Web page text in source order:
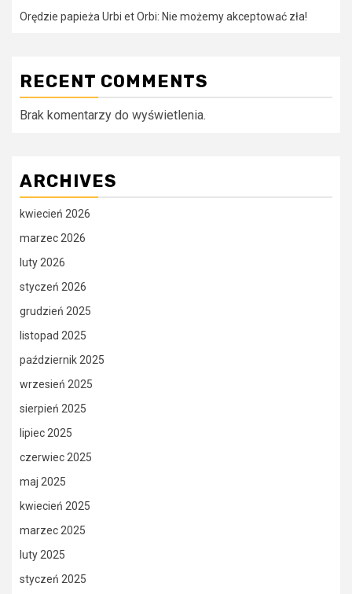
Orędzie papieża Urbi et Orbi: Nie możemy akceptować zła!
RECENT COMMENTS
Brak komentarzy do wyświetlenia.
ARCHIVES
kwiecień 2026
marzec 2026
luty 2026
styczeń 2026
grudzień 2025
listopad 2025
październik 2025
wrzesień 2025
sierpień 2025
lipiec 2025
czerwiec 2025
maj 2025
kwiecień 2025
marzec 2025
luty 2025
styczeń 2025